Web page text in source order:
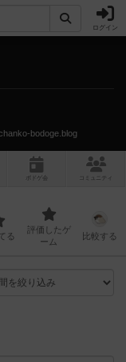
ログイン
bodoge.blog
ボ ドゲ コミュニティ
る
評価したゲ
ーム
比較する